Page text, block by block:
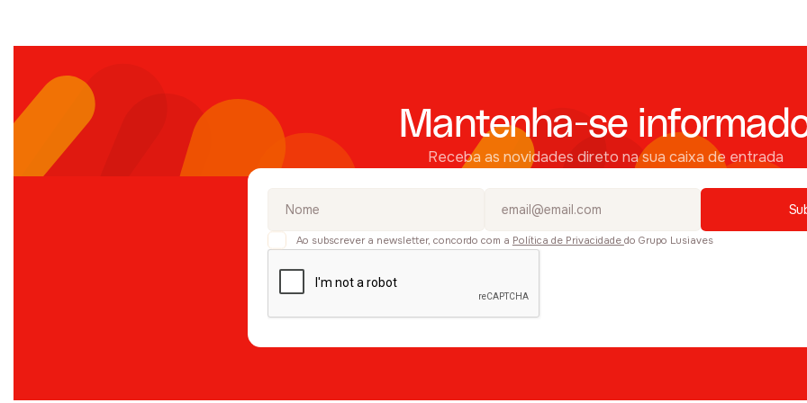
Mantenha-se
Receba as novidades direto na sua caixa de entrada
Ao subscrever a newsletter, concordo com a Política de Privacidade do Grupo Lusiaves